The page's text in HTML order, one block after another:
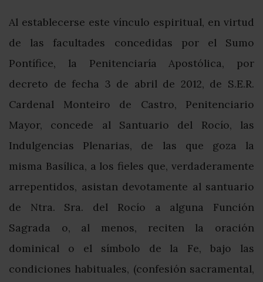
Al establecerse este vínculo espiritual, en virtud
de las facultades concedidas por el Sumo
Pontífice, la Penitenciaría Apostólica, por
decreto de fecha 3 de abril de 2012, de S.E.R.
Cardenal Monteiro de Castro, Penitenciario
Mayor, concede al Santuario del Rocío, las
Indulgencias Plenarias, de las que goza la
misma Basílica, a los fieles que, verdaderamente
arrepentidos, asistan devotamente al santuario
de Ntra. Sra. del Rocío a alguna Función
Sagrada o, al menos, reciten la oración
dominical o el símbolo de la Fe, bajo las
condiciones habituales, (confesión sacramental,